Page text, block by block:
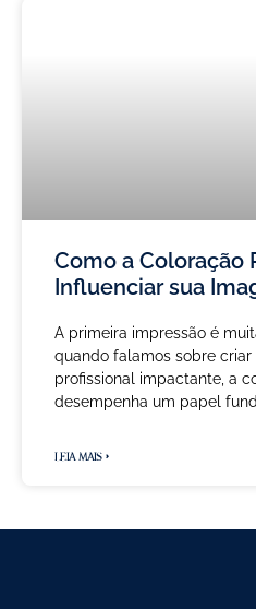
Como a Coloração
Influenciar sua
A primeira impressão é
quando falamos sobre
profissional impactante, a
desempenha um papel
LEIA MAIS »